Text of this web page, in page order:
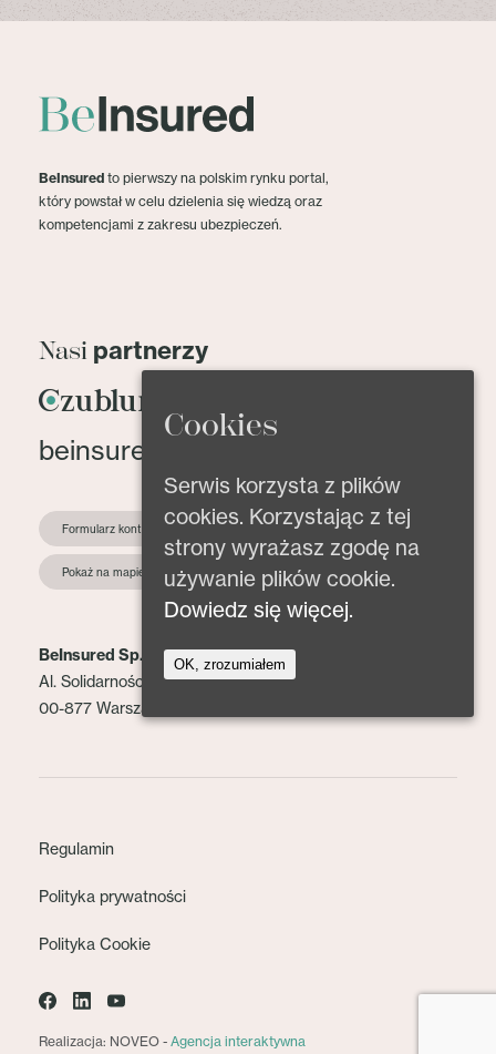
BeInsured to pierwszy na polskim rynku portal,
który powstał w celu dzielenia się wiedzą oraz
kompetencjami z zakresu ubezpieczeń.
Nasi partnerzy
beinsured@beinsured.pl
Formularz kontaktowy
Pokaż na mapie
BeInsured Sp. z o.o.
Al. Solidarności 153 lok. 2
00-877 Warszawa
Regulamin
Polityka prywatności
Polityka Cookie
Realizacja: NOVEO - Agencja interaktywna
Cookies
Serwis korzysta z plików
cookies. Korzystając z tej
strony wyrażasz zgodę na
używanie plików cookie.
Dowiedz się więcej.
OK, zrozumiałem